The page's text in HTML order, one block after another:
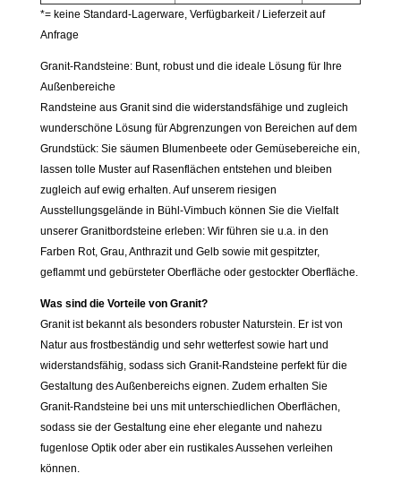
*= keine Standard-Lagerware, Verfügbarkeit / Lieferzeit auf
Anfrage
Granit-Randsteine: Bunt, robust und die ideale Lösung für Ihre
Außenbereiche
Randsteine aus Granit sind die widerstandsfähige und zugleich
wunderschöne Lösung für Abgrenzungen von Bereichen auf dem
Grundstück: Sie säumen Blumenbeete oder Gemüsebereiche ein,
lassen tolle Muster auf Rasenflächen entstehen und bleiben
zugleich auf ewig erhalten. Auf unserem riesigen
Ausstellungsgelände in Bühl-Vimbuch können Sie die Vielfalt
unserer Granitbordsteine erleben: Wir führen sie u.a. in den
Farben Rot, Grau, Anthrazit und Gelb sowie mit gespitzter,
geflammt und gebürsteter Oberfläche oder gestockter Oberfläche.
Was sind die Vorteile von Granit?
Granit ist bekannt als besonders robuster Naturstein. Er ist von
Natur aus frostbeständig und sehr wetterfest sowie hart und
widerstandsfähig, sodass sich Granit-Randsteine perfekt für die
Gestaltung des Außenbereichs eignen. Zudem erhalten Sie
Granit-Randsteine bei uns mit unterschiedlichen Oberflächen,
sodass sie der Gestaltung eine eher elegante und nahezu
fugenlose Optik oder aber ein rustikales Aussehen verleihen
können.